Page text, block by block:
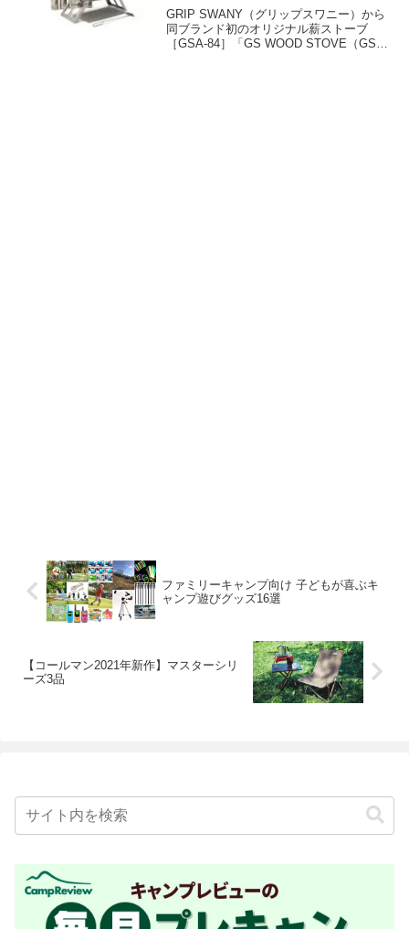
GRIP SWANY（グリップスワニー）から
同ブランド初のオリジナル薪ストーブ
［GSA-84］「GS WOOD STOVE（GSウ
ファミリーキャンプ向け 子どもが喜ぶキ
ャンプ遊びグッズ16選
【コールマン2021年新作】マスターシリ
ーズ3品